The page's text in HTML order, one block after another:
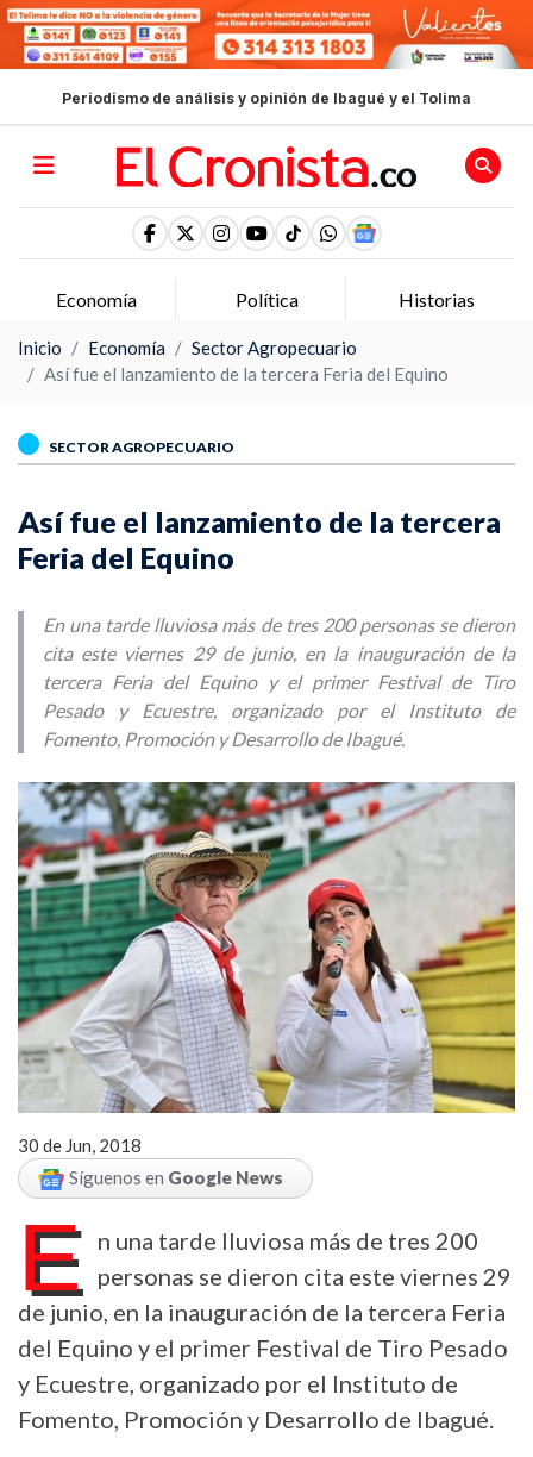
Periodismo de análisis y opinión de Ibagué y el Tolima
Economía Política Historias
Inicio Economía
Sector Agropecuario
Así fue el lanzamiento de la tercera Feria del Equino
SECTOR AGROPECUARIO
Así fue el lanzamiento de la tercera
Feria del Equino
En una tarde lluviosa más de tres 200 personas se dieron
cita este viernes 29 de junio, en la inauguración de la
tercera Feria del Equino y el primer Festival de Tiro
Pesado y Ecuestre, organizado por el Instituto de
Fomento, Promoción y Desarrollo de Ibagué.
30 de Jun, 2018
Síguenos en Google News
E
n una tarde lluviosa más de tres 200
personas se dieron cita este viernes 29
de junio, en la inauguración de la tercera Feria
del Equino y el primer Festival de Tiro Pesado
y Ecuestre, organizado por el Instituto de
Fomento, Promoción y Desarrollo de Ibagué.